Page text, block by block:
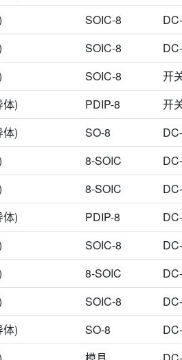
8 SOIC-8_150mil 0-XCEPT
圆盘 10-
8-SOPowerPad 9.27 mm*7.24 mm
8 Mini SO-8 PG-
SOIC-16 SOIC-8L SOIC-8_39MM
SOIC-8
SOIC-8
SOIC-8 开
) PDIP-8 开
) SO-8
8-SOIC
8-SOIC
) PDIP-8
SOIC-8
8-SOIC
SOIC-8
) SO-8